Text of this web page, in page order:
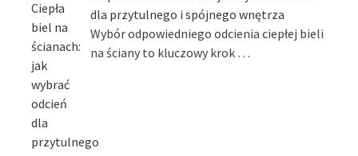
dla przytulnego i spójnego wnętrza
Wybór odpowiedniego odcienia ciepłej bieli
na ściany to kluczowy krok …